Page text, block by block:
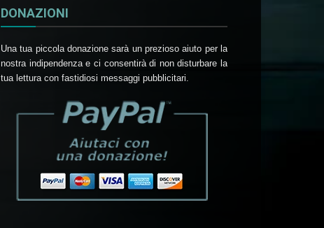
DONAZIONI
Una tua piccola donazione sarà un prezioso aiuto per la
nostra indipendenza e ci consentirà di non disturbare la
tua lettura con fastidiosi messaggi pubblicitari.